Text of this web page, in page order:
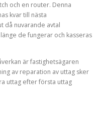
AKTIVITETER
och en router. Denna
kvar till nästa
då nuvarande avtal
de fungerar och kasseras
är fastighetsägaren
av reparation av uttag sker
uttag efter första uttag